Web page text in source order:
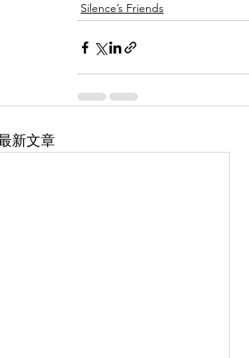
Silence’s Friends
新文章